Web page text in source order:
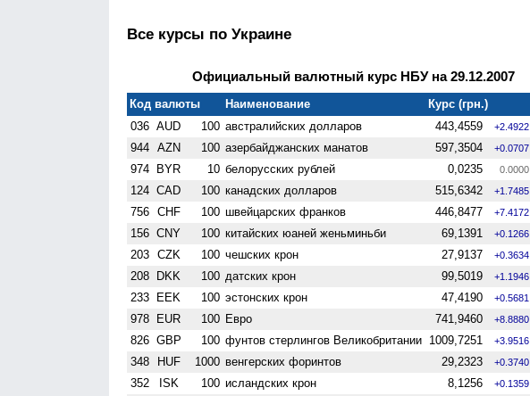
Все курсы по Украине
Официальный валютный курс НБУ на 29.12.2007
Код валюты Наименование
Курс (грн.)
036 AUD 100 австралийских долларов 443,4559 +2.4922
944 AZN 100 азербайджанских манатов 597,3504 +0.0707
974 BYR 10 белорусских рублей 0,0235 0.0000
124 CAD 100 канадских долларов 515,6342 +1.7485
756 CHF 100 швейцарских франков 446,8477 +7.4172
156 CNY 100 китайских юаней женьминьби 69,1391 +0.1266
203 CZK 100 чешских крон 27,9137 +0.3634
208 DKK 100 датских крон 99,5019 +1.1946
233 EEK 100 эстонских крон 47,4190 +0.5681
978 EUR 100 Евро 741,9460 +8.8880
826 GBP 100 фунтов стерлингов Велико­британии 1009,7251 +3.9516
348 HUF 1000 венгерских форинтов 29,2323 +0.3740
352 ISK 100 исландских крон 8,1256 +0.1359